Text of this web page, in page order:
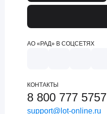
АО «РАД» В СОЦСЕТЯХ
КОНТАКТЫ
8 800 777 5757
support@lot-online.ru